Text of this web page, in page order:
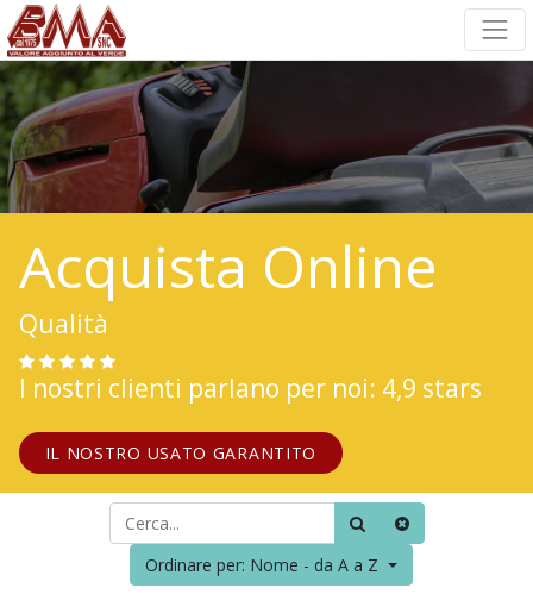
Acquista Online
Qualità
I nostri clienti parlano per noi: 4,9 stars
IL NOSTRO USATO GARANTITO
Ordinare per: Nome - da A a Z